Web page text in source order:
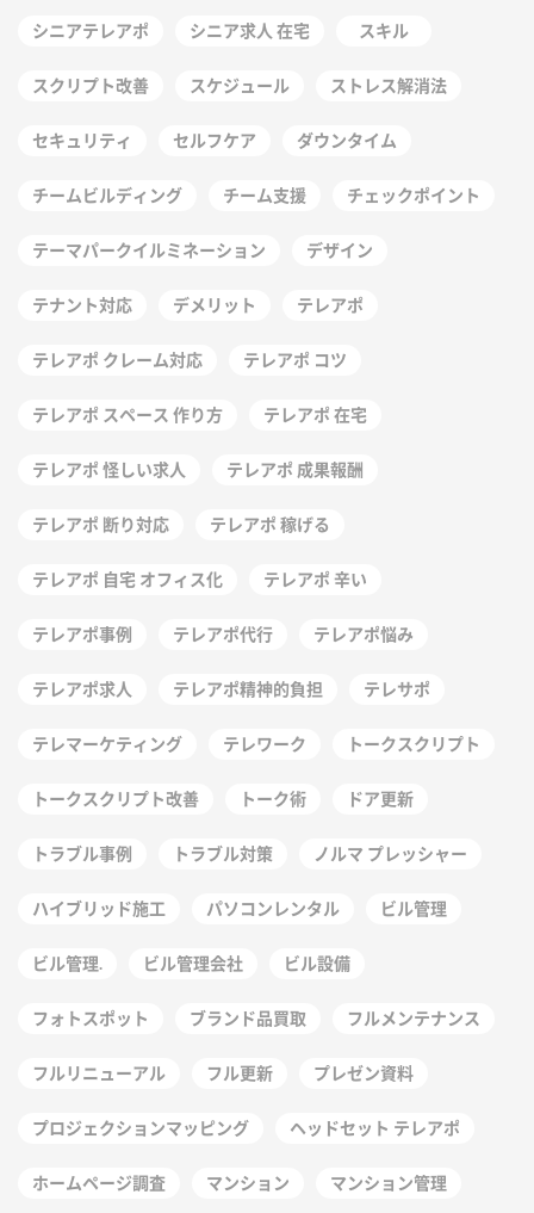
シニアテレアポ シニア求人 在宅 スキル
スクリプト改善 スケジュール ストレス解消法
セキュリティ セルフケア ダウンタイム
チームビルディング チーム支援 チェックポイント
テーマパークイルミネーション デザイン
テナント対応 デメリット テレアポ
テレアポ クレーム対応 テレアポ コツ
テレアポ スペース 作り方 テレアポ 在宅
テレアポ 怪しい求人 テレアポ 成果報酬
テレアポ 断り対応 テレアポ 稼げる
テレアポ 自宅 オフィス化 テレアポ 辛い
テレアポ事例 テレアポ代行 テレアポ悩み
テレアポ求人 テレアポ精神的負担 テレサポ
テレマーケティング テレワーク トークスクリプト
トークスクリプト改善 トーク術 ドア更新
トラブル事例 トラブル対策 ノルマ プレッシャー
ハイブリッド施工 パソコンレンタル ビル管理
ビル管理. ビル管理会社 ビル設備
フォトスポット ブランド品買取 フルメンテナンス
フルリニューアル フル更新 プレゼン資料
プロジェクションマッピング ヘッドセット テレアポ
ホームページ調査 マンション マンション管理